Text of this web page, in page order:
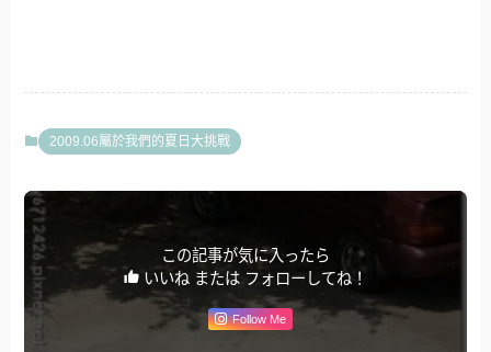
2009.06屬於我們的夏日大挑戰
この記事が気に入ったら
いいね または フォローしてね！
Follow Me